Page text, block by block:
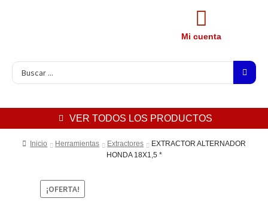
Mi cuenta
VER TODOS LOS PRODUCTOS
Inicio Herramientas Extractores
EXTRACTOR ALTERNADOR
HONDA 18X1,5 *
¡OFERTA!